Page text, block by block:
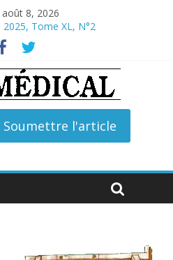
8, 2026
2025, Tome XL, N°2
2026, Tome XLI, N°2
2026, Tome XLI, N°1
2025, Tome XL, N°4
2025, Tome XL, N°3